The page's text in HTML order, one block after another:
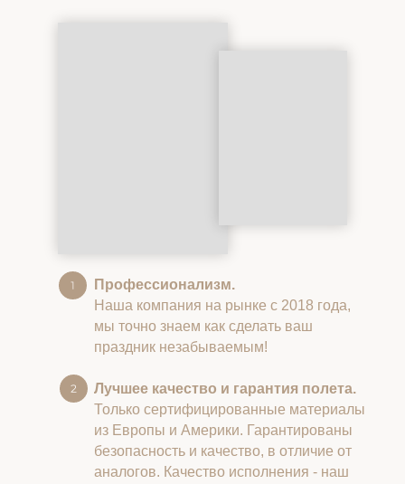
Профессионализм.
Наша компания на рынке с 2018 года,
мы точно знаем как сделать ваш
праздник незабываемым!
Лучшее качество и гарантия полета.
Только сертифицированные материалы
из Европы и Америки. Гарантированы
безопасность и качество, в отличие от
аналогов. Качество исполнения - наш